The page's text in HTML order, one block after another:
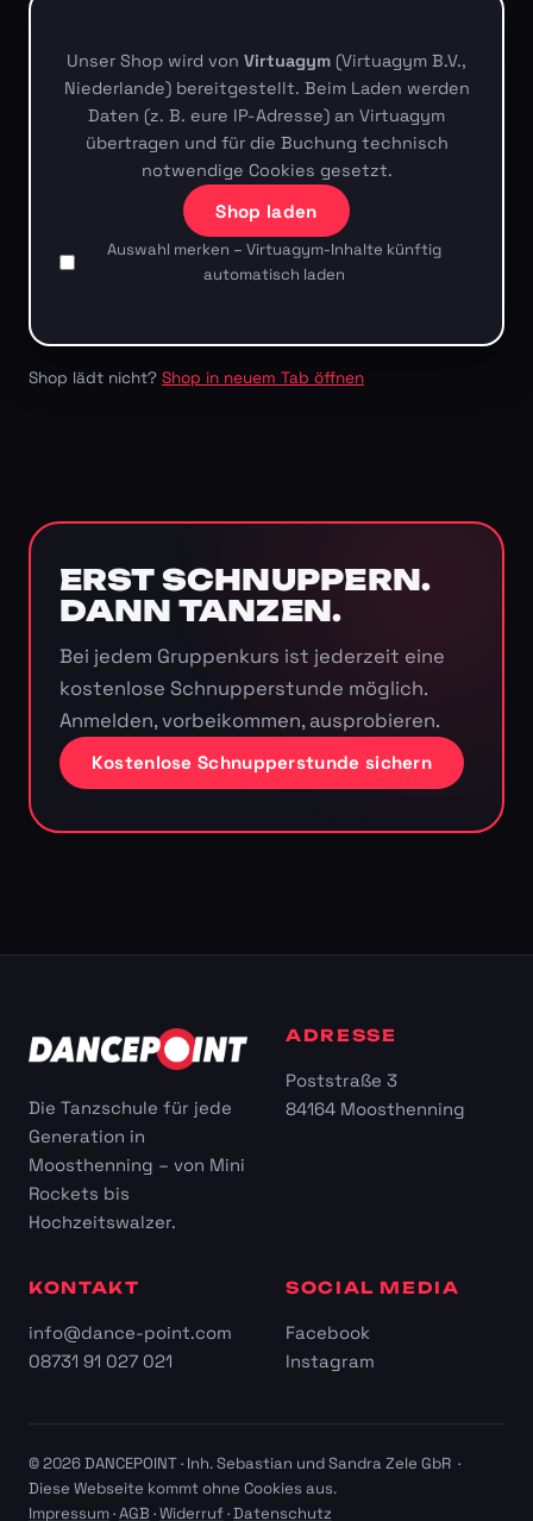
Unser Shop wird von Virtuagym (Virtuagym B.V.,
Niederlande) bereitgestellt. Beim Laden werden
Daten (z. B. eure IP-Adresse) an Virtuagym
übertragen und für die Buchung technisch
notwendige Cookies gesetzt.
Shop laden
Auswahl merken – Virtuagym-Inhalte künftig
automatisch laden
Shop lädt nicht? Shop in neuem Tab öffnen
ERST SCHNUPPERN.
DANN TANZEN.
Bei jedem Gruppenkurs ist jederzeit eine
kostenlose Schnupperstunde möglich.
Anmelden, vorbeikommen, ausprobieren.
Kostenlose Schnupperstunde sichern
Die Tanzschule für jede
Generation in
Moosthenning – von Mini
Rockets bis
Hochzeitswalzer.
ADRESSE
Poststraße 3
84164 Moosthenning
KONTAKT
info@dance-point.com
08731 91 027 021
SOCIAL MEDIA
Facebook
Instagram
© 2026 DANCEPOINT · Inh. Sebastian und Sandra Zele GbR ·
Diese Webseite kommt ohne Cookies aus.
Impressum·AGB ·Widerruf·Datenschutz